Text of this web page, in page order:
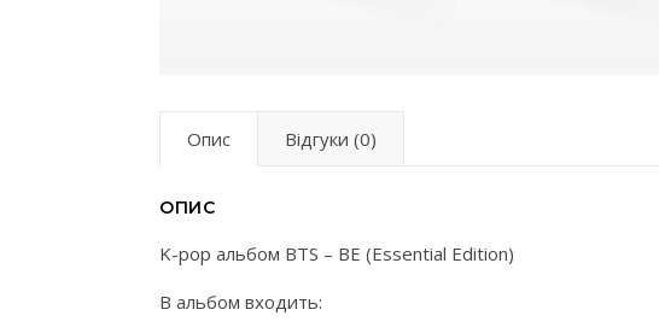
Опис Відгуки (0)
ОПИС
K-pop альбом BTS – BE (Essential Edition)
В альбом входить: